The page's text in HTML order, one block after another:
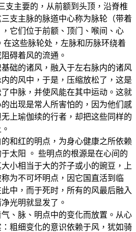
主要的，从前额到头顶，沿脊椎
支主脉的脉道中心称为脉轮（带着
它们位于前额、顶门、喉间、心
在这些脉轮处，左脉和历脉环绕着
碍着风的流通。
的诸风，融入于左右脉内的诸风
的风中，于是，压缩放松了，这是
中脉，并使风能在其中运动。这就
出现是常人所害怕的，因为他们感
上瑜伽续的行者，却把这些同样的
和红的明点，为身心健康之所依赖
太阳 。 些明点的根源是在心间的
小相当于大的芥子或小的豌豆，上
为不可坏明点，因它国直活到临
中，而于死时，所有的风最后融入
光明就显发了。
脉、明点中的变化而放置。从心
粗细变化的意识依赖于风，犹如骑